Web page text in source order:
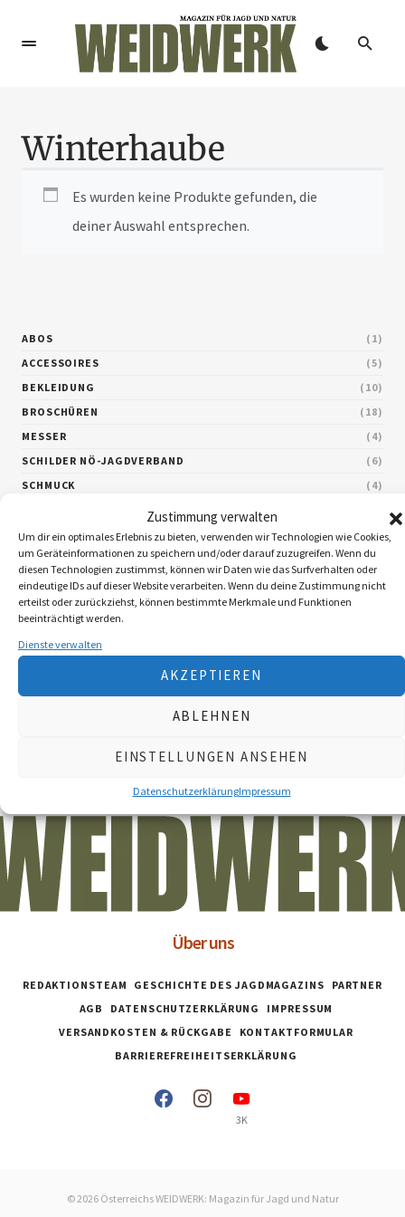
Zustimmung verwalten
Um dir ein optimales Erlebnis zu bieten, verwenden wir Technologien wie Cookies,
um Geräteinformationen zu speichern und/oder darauf zuzugreifen. Wenn du
diesen Technologien zustimmst, können wir Daten wie das Surfverhalten oder
eindeutige IDs auf dieser Website verarbeiten. Wenn du deine Zustimmung nicht
erteilst oder zurückziehst, können bestimmte Merkmale und Funktionen
beeinträchtigt werden.
Dienste verwalten
AKZEPTIEREN
ABLEHNEN
EINSTELLUNGEN ANSEHEN
DatenschutzerklärungImpressum
Winterhaube
Es wurden keine Produkte gefunden, die
deiner Auswahl entsprechen.
ABOS
1
ACCESSOIRES
5
BEKLEIDUNG
10
BROSCHÜREN
18
MESSER
4
SCHILDER NÖ-JAGDVERBAND
6
SCHMUCK
4
Nach Preis filtern
Aktive Filter
Über uns
REDAKTIONSTEAM GESCHICHTE DES JAGDMAGAZINS
PARTNER
AGB
DATENSCHUTZERKLÄRUNG
IMPRESSUM
VERSANDKOSTEN & RÜCKGABE
KONTAKTFORMULAR
BARRIEREFREIHEITSERKLÄRUNG
3K
© 2026 Österreichs WEIDWERK: Magazin für Jagd und Natur